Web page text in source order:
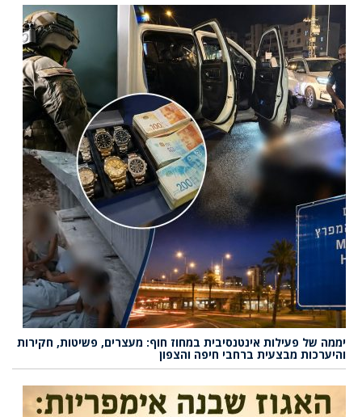
יממה של פעילות אינטנסיבית במחוז חוף: מעצרים, פשיטות, חקירות
והיערכות מבצעית ברחבי חיפה והצפון